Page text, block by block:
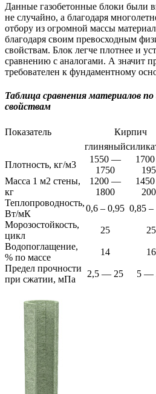
Данные газобетонные блоки были
не случайно, а благодаря
отбору из огромной массы
благодаря своим превосходным
свойствам. Блок легче плотнее и
сравнению с аналогами. А значит
требователен к фундаментному
Таблица сравнения материалов
свойствам
Показатель Кирпич
глиняный
Плотность, кг/м3
1550 —
1750
Масса 1 м2 стены,
кг
1200 —
1800
Теплопроводность,
Вт/мК
0,6 – 0,95 0,85 –
Морозостойкость,
цикл
25 25
Водопоглащение,
% по массе
14 16
Предел прочности
при сжатии, мПа
2,5 — 25 5 —